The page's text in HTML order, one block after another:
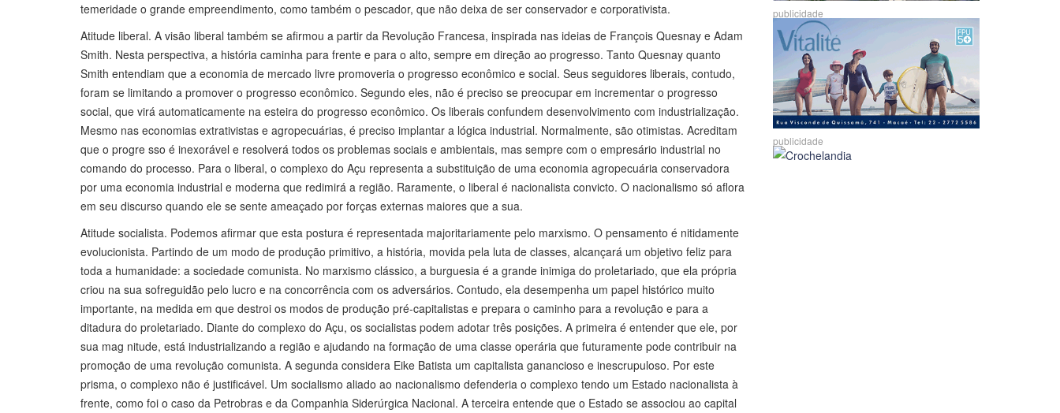
temeridade o grande empreendimento, como também o pescador, que não deixa de ser conservador e corporativista.
Atitude liberal. A visão liberal também se afirmou a partir da Revolução Francesa, inspirada nas ideias de François Quesnay e Adam
Smith. Nesta perspectiva, a história caminha para frente e para o alto, sempre em direção ao progresso. Tanto Quesnay quanto
Smith entendiam que a economia de mercado livre promoveria o progresso econômico e social. Seus seguidores liberais, contudo,
foram se limitando a promover o progresso econômico. Segundo eles, não é preciso se preocupar em incrementar o progresso
social, que virá automaticamente na esteira do progresso econômico. Os liberais confundem desenvolvimento com industrialização.
Mesmo nas economias extrativistas e agropecuárias, é preciso implantar a lógica industrial. Normalmente, são otimistas. Acreditam
que o progre sso é inexorável e resolverá todos os problemas sociais e ambientais, mas sempre com o empresário industrial no
comando do processo. Para o liberal, o complexo do Açu representa a substituição de uma economia agropecuária conservadora
por uma economia industrial e moderna que redimirá a região. Raramente, o liberal é nacionalista convicto. O nacionalismo só aflora
em seu discurso quando ele se sente ameaçado por forças externas maiores que a sua.
Atitude socialista. Podemos afirmar que esta postura é representada majoritariamente pelo marxismo. O pensamento é nitidamente
evolucionista. Partindo de um modo de produção primitivo, a história, movida pela luta de classes, alcançará um objetivo feliz para
toda a humanidade: a sociedade comunista. No marxismo clássico, a burguesia é a grande inimiga do proletariado, que ela própria
criou na sua sofreguidão pelo lucro e na concorrência com os adversários. Contudo, ela desempenha um papel histórico muito
importante, na medida em que destroi os modos de produção pré-capitalistas e prepara o caminho para a revolução e para a
ditadura do proletariado. Diante do complexo do Açu, os socialistas podem adotar três posições. A primeira é entender que ele, por
sua mag nitude, está industrializando a região e ajudando na formação de uma classe operária que futuramente pode contribuir na
promoção de uma revolução comunista. A segunda considera Eike Batista um capitalista ganancioso e inescrupuloso. Por este
prisma, o complexo não é justificável. Um socialismo aliado ao nacionalismo defenderia o complexo tendo um Estado nacionalista à
frente, como foi o caso da Petrobras e da Companhia Siderúrgica Nacional. A terceira entende que o Estado se associou ao capital
publicidade
publicidade